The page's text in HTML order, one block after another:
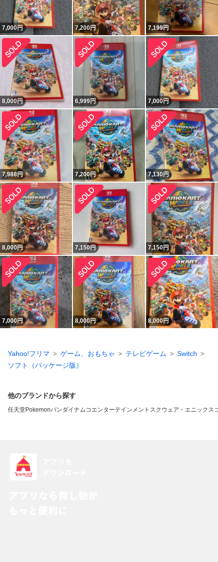
7,000円 7,200円 7,199円
8,000円 6,999円 7,000円
7,988円 7,200円 7,130円
8,000円 7,150円 7,150円
7,000円 8,000円 8,000円
Yahoo!フリマ ゲーム、おもちゃ テレビゲーム
Switch
ソフト（パッケージ版）
他のブランドから探す
任天堂Pokemonバンダイナムコエンターテインメント スクウェア・エニックス